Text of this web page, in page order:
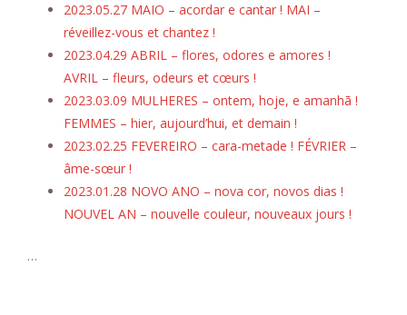
2023.05.27 MAIO – acordar e cantar ! MAI –
réveillez-vous et chantez !
2023.04.29 ABRIL – flores, odores e amores !
AVRIL – fleurs, odeurs et cœurs !
2023.03.09 MULHERES – ontem, hoje, e amanhã !
FEMMES – hier, aujourd’hui, et demain !
2023.02.25 FEVEREIRO – cara-metade ! FÉVRIER –
âme-sœur !
2023.01.28 NOVO ANO – nova cor, novos dias !
NOUVEL AN – nouvelle couleur, nouveaux jours !
…